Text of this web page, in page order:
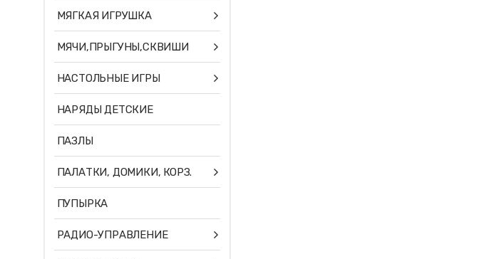
МЯГКАЯ ИГРУШКА
МЯЧИ,ПРЫГУНЫ,СКВИШИ
НАСТОЛЬНЫЕ ИГРЫ
НАРЯДЫ ДЕТСКИЕ
ПАЗЛЫ
ПАЛАТКИ, ДОМИКИ, КОРЗ.
ПУПЫРКА
РАДИО-УПРАВЛЕНИЕ